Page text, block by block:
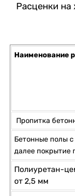
Расценки на
Наименование
Пропитка
Бетонные полы с
далее покрытие
Полиуретан-
от 2,5 мм